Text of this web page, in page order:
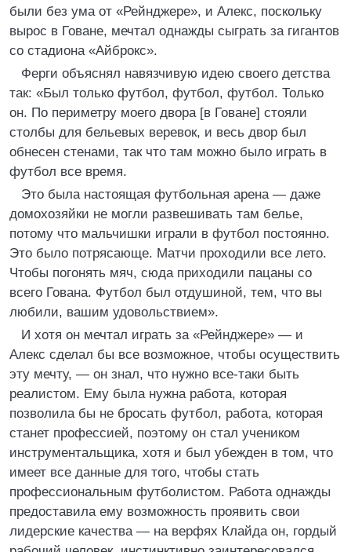
были без ума от «Рейнджере», и Алекс, поскольку
вырос в Говане, мечтал однажды сыграть за гигантов
со стадиона «Айброкс».
Ферги объяснял навязчивую идею своего детства
так: «Был только футбол, футбол, футбол. Только
он. По периметру моего двора [в Говане] стояли
столбы для бельевых веревок, и весь двор был
обнесен стенами, так что там можно было играть в
футбол все время.
Это была настоящая футбольная арена — даже
домохозяйки не могли развешивать там белье,
потому что мальчишки играли в футбол постоянно.
Это было потрясающе. Матчи проходили все лето.
Чтобы погонять мяч, сюда приходили пацаны со
всего Гована. Футбол был отдушиной, тем, что вы
любили, вашим удовольствием».
И хотя он мечтал играть за «Рейнджере» — и
Алекс сделал бы все возможное, чтобы осуществить
эту мечту, — он знал, что нужно все-таки быть
реалистом. Ему была нужна работа, которая
позволила бы не бросать футбол, работа, которая
станет профессией, поэтому он стал учеником
инструментальщика, хотя и был убежден в том, что
имеет все данные для того, чтобы стать
профессиональным футболистом. Работа однажды
предоставила ему возможность проявить свои
лидерские качества — на верфях Клайда он, гордый